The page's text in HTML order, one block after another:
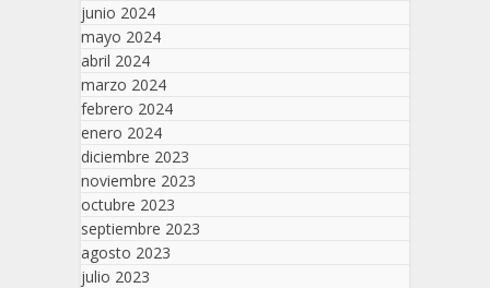
junio 2024
mayo 2024
abril 2024
marzo 2024
febrero 2024
enero 2024
diciembre 2023
noviembre 2023
octubre 2023
septiembre 2023
agosto 2023
julio 2023